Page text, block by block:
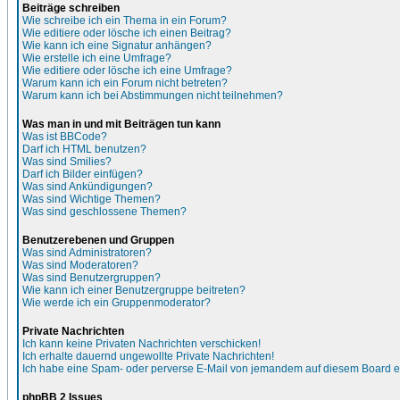
Beiträge schreiben
Wie schreibe ich ein Thema in ein Forum?
Wie editiere oder lösche ich einen Beitrag?
Wie kann ich eine Signatur anhängen?
Wie erstelle ich eine Umfrage?
Wie editiere oder lösche ich eine Umfrage?
Warum kann ich ein Forum nicht betreten?
Warum kann ich bei Abstimmungen nicht teilnehmen?
Was man in und mit Beiträgen tun kann
Was ist BBCode?
Darf ich HTML benutzen?
Was sind Smilies?
Darf ich Bilder einfügen?
Was sind Ankündigungen?
Was sind Wichtige Themen?
Was sind geschlossene Themen?
Benutzerebenen und Gruppen
Was sind Administratoren?
Was sind Moderatoren?
Was sind Benutzergruppen?
Wie kann ich einer Benutzergruppe beitreten?
Wie werde ich ein Gruppenmoderator?
Private Nachrichten
Ich kann keine Privaten Nachrichten verschicken!
Ich erhalte dauernd ungewollte Private Nachrichten!
Ich habe eine Spam- oder perverse E-Mail von jemandem auf diesem Board
phpBB 2 Issues